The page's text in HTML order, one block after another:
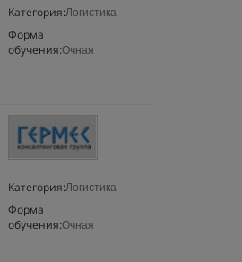
Категория:Логистика
Форма
обучения:Очная
Категория:Логистика
Форма
обучения:Очная